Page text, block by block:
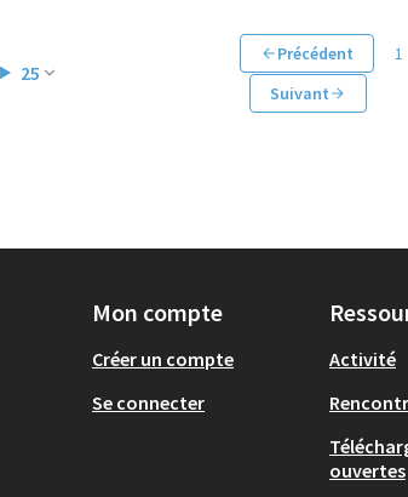
25
Précédent 1
Suivant
Mon compte
Créer un compte
Se connecter
Activité
ouvertes